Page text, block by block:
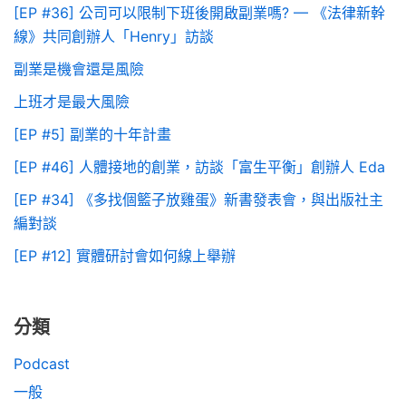
[EP #36] 公司可以限制下班後開啟副業嗎? — 《法律新幹
線》共同創辦人「Henry」訪談
副業是機會還是風險
上班才是最大風險
[EP #5] 副業的十年計畫
[EP #46] 人體接地的創業，訪談「富生平衡」創辦人 Eda
[EP #34] 《多找個籃子放雞蛋》新書發表會，與出版社主
編對談
[EP #12] 實體研討會如何線上舉辦
分類
Podcast
一般